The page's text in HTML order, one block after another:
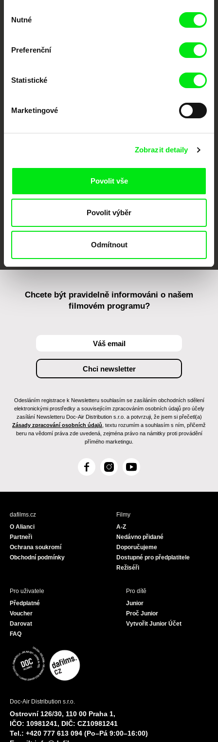
souhlasu
Nutné
Preferenční
Statistické
Marketingové
Zobrazit detaily
Povolit vše
Povolit výběr
Odmítnout
Portál DAFilms.cz je výsledkem tvůrčí spolupráce 7 klíčových evropských
festivalů dokumentárního filmu sdružených do Doc Alliance. Naším cílem je
posouvat hranice dokumentárního filmu, propagovat jeho rozmanitost a
Against Gravity
FIDMarseille MFDF Ji.hlava Visions du Réel
Chcete být pravidelně informováni o našem
filmovém programu?
Odesláním registrace k Newsletteru souhlasím se zasíláním obchodních sdělení
elektronickými prostředky a souvisejícím zpracováním osobních údajů pro účely
zasílání Newsletteru Doc-Air Distribution s.r.o. a potvrzuji, že jsem si přečetl(a)
Zásady zpracování osobních údajů , textu rozumím a souhlasím s ním, přičemž
beru na vědomí práva zde uvedená, zejména právo na námitky proti provádění
přímého marketingu.
F
c
I
s
Y
u
dafilms.cz
O Alianci
Partneři
Ochrana soukromí
Obchodní podmínky
Filmy
A-Z
Nedávno přidané
Doporučujeme
Dostupné pro předplatitele
Režiséři
Pro uživatele
Předplatné
Voucher
Darovat
FAQ
Pro dítě
Junior
Proč Junior
Vytvořit Junior Účet
Doc-Air Distribution s.r.o.
Ostrovní 126/30, 110 00 Praha 1,
IČO: 10981241, DIČ: CZ10981241
Tel.: +420 777 613 094 (Po–Pá 9:00–16:00)